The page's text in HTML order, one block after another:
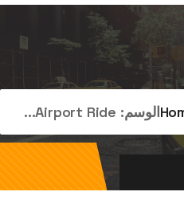
airport
الوسم: Airport Ride...